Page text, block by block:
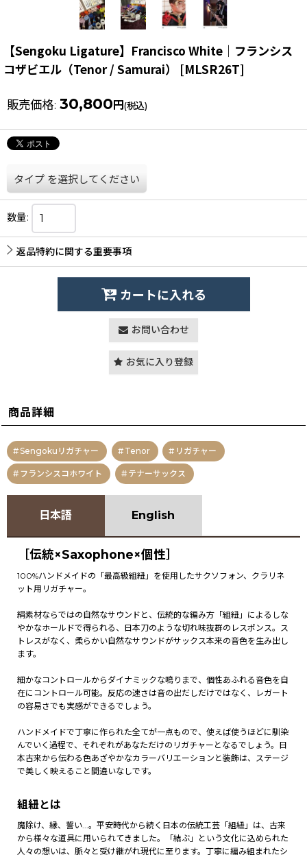
【Sengoku Ligature】Francisco White｜フランシス
コザビエル（Tenor / Samurai）
[MLSR26T]
販売価格: 30,800円(税込)
タイプ を選択してください
数量:
返品特約に関する重要事項
カートに入れる
お問い合わせ
お気に入り登録
商品詳細
Sengokuリガチャー Tenor リガチャー
フランシスコホワイト テナーサックス
日本語 English
［伝統×Saxophone×個性］
100%ハンドメイドの「最高級組紐」を使用したサクソフォン、クラリネ
ット用リガチャー。
絹素材ならではの自然なサウンドと、伝統的な編み方「組紐」によるしな
やかなホールドで得られる、日本刀のような切れ味抜群のレスポンス。ス
トレスがなく、柔らかい自然なサウンドがサックス本来の音色を生み出し
ます。
細かなコントロールからダイナミックな鳴りまで、個性あふれる音色を自
在にコントロール可能。反応の速さは音の出だしだけではなく、レガート
の容易さでも実感ができるでしょう。
ハンドメイドで丁寧に作られた全てが一点もので、使えば使うほどに馴染
んでいく過程で、それぞれがあなただけのリガチャーとなるでしょう。日
本古来から伝わる色あざやかなカラーバリエーションと装飾は、ステージ
で美しく映えること間違いなしです。
組紐とは
魔除け、縁、誓い...。平安時代から続く日本の伝統工芸「組紐」は、古来
から様々な道具に用いられてきました。「結ぶ」という文化に込められた
人々の想いは、脈々と受け継がれ現代に至ります。丁寧に編み組まれたシ